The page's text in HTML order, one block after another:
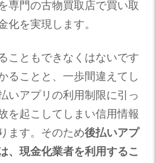
専門の古物買取店で買い取
化を実現します。
こともできなくはないです
ることと、一歩間違えてし
いアプリの利用制限に引っ
を起こしてしまい信用情報
ます。そのため後払いアプ
、現金化業者を利用するこ